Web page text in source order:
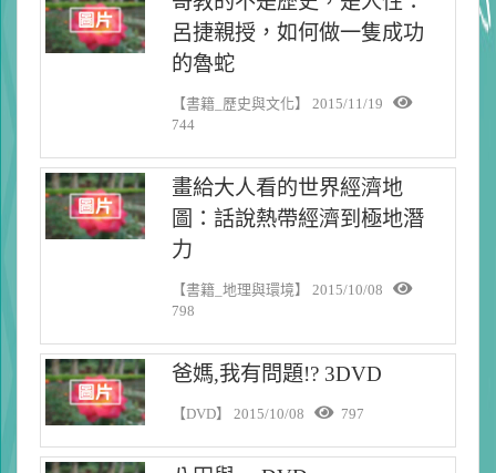
呂捷親授，如何做一隻成功
的魯蛇
【書籍_歷史與文化】 2015/11/19
744
畫給大人看的世界經濟地
圖：話說熱帶經濟到極地潛
力
【書籍_地理與環境】 2015/10/08
798
爸媽,我有問題!? 3DVD
【DVD】 2015/10/08 797